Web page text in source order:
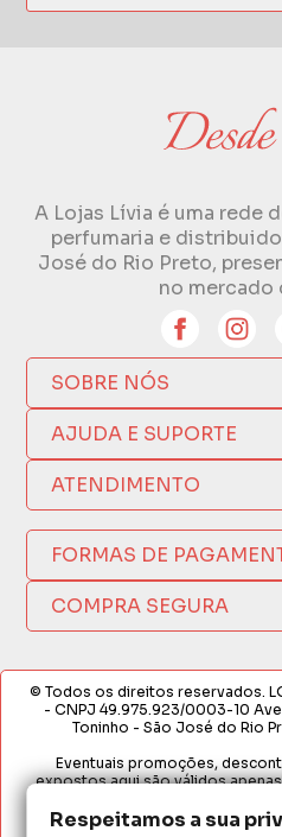
Respeitamos a sua
A Lojas Lívia é uma rede
perfumaria e
José do Rio Preto,
no mercado
SOBRE NÓS
Quem Somos
Compra Segura
Como Comprar
Nossas Lojas
Política de Privacidade
AJUDA E SUPORTE
Nosso Aplicativo
Trocas e Devoluções
Formas de Pagamento
Fretes e Entregas
Fabricantes
Termos de Compra e
ATENDIMENTO
(17) 3209-9595
FORMAS DE
COMPRA SEGURA
© Todos os direitos reservados.
- CNPJ 49.975.923/0003-10
Toninho - São José do Rio
Eventuais promoções,
expostos aqui são válidos
Loja. É proibida a utilização total